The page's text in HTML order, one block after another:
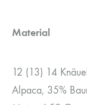
Material
12 (13) 14
Alpaca, 35%